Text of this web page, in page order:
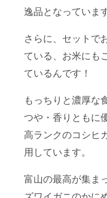
逸品となっています
さらに、セットで
ている、お米にも
ているんです！
もっちりと濃厚な
つや・香りともに
高ランクのコシヒ
用しています。
富山の最高が集ま